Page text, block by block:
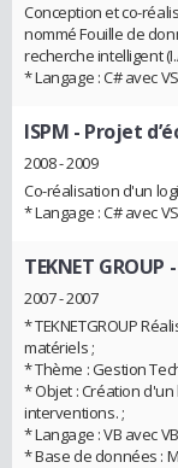
Conception et co-
nommé Fouille de
recherche intelligent
* Langage : C# avec
ISPM - Projet
2008 - 2009
Co-réalisation d'un
* Langage : C# avec
TEKNET GROUP
2007 - 2007
* TEKNETGROUP
matériels ;
* Thème : Gestion
* Objet : Création
interventions. ;
* Langage : VB avec
* Base de données :